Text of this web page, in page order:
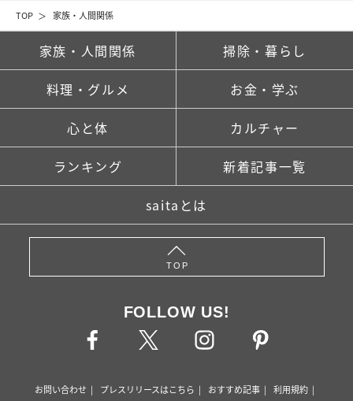
TOP 家族・人間関係
家族・人間関係 掃除・暮らし
料理・グルメ お金・学ぶ
心と体 カルチャー
ランキング 新着記事一覧
saitaとは
TOP
FOLLOW US!
お問い合わせ プレスリリースはこちら おすすめ記事
利用規約